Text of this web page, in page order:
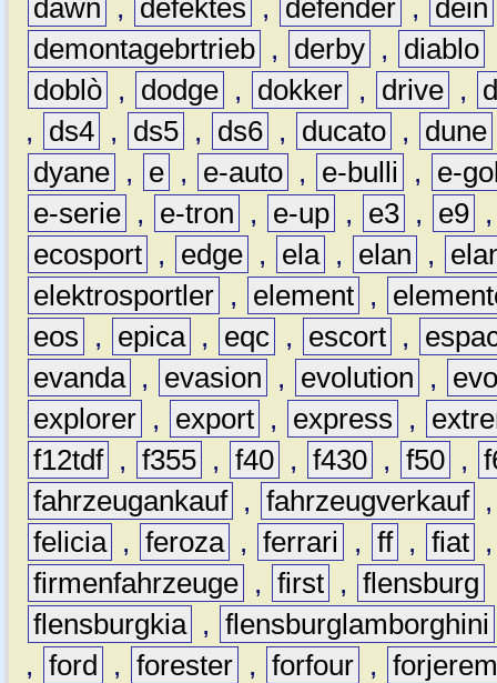
dawn , defektes , defender , dein
demontagebrtrieb , derby , diablo
doblò , dodge , dokker , drive ,
,
ds4 , ds5 , ds6 , ducato , dune
dyane , e , e-auto , e-bulli ,
e-
e-serie , e-tron , e-up , e3 , e9
ecosport , edge , ela , elan ,
elektrosportler , element ,
eos
, epica , eqc , escort ,
evanda , evasion , evolution ,
explorer , export , express ,
f12tdf , f355 , f40 , f430 , f50 ,
fahrzeugankauf , fahrzeugverkauf
felicia , feroza , ferrari , ff , fiat
firmenfahrzeuge , first , flensburg
flensburgkia , flensburglamborghini
, ford , forester , forfour ,